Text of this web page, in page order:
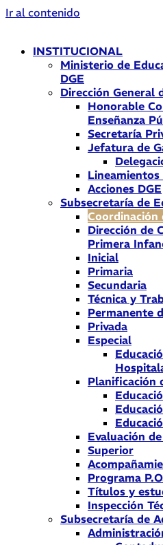
Ir al contenido
INSTITUCIONAL
Ministerio de
DGE
Dirección General
Honorable
Enseñanza
Secretaría
Jefatura de
Acciones DGE
Subsecretaría de
Coordinación
Dirección de
Primera
Inicial
Primaria
Secundaria
Técnica y
Permanente
Privada
Especial
Planificación
Evaluación
Superior
Programa
Títulos y
Inspección
Subsecretaría de